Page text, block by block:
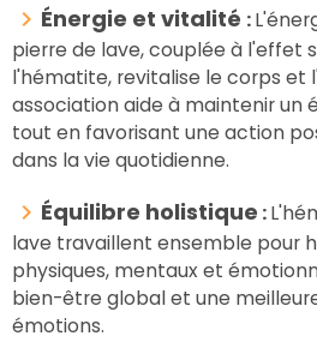
Énergie et vitalité :
pierre de lave, couplée à l'effet
l'hématite, revitalise le corps et
association aide à maintenir un
tout en favorisant une action
dans la vie quotidienne.
Équilibre holistique :
lave travaillent ensemble pour
physiques, mentaux et
bien-être global et une
émotions.